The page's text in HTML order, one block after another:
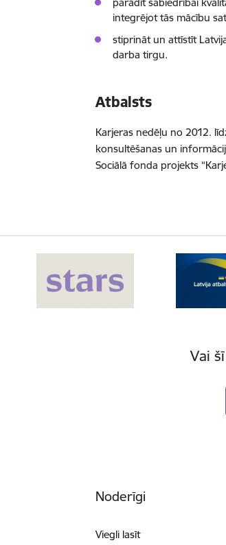
integrējot tās mācību
stiprināt un attīstīt
darba tirgu.
Atbalsts
Karjeras nedēļu no 2012.
konsultēšanas un
Sociālā fonda projekts
Vai
Noderīgi
Viegli lasīt